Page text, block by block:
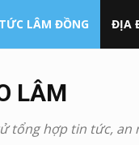
LÂM ĐỒNG ĐỊA
LÂM
tổng hợp tin tức,